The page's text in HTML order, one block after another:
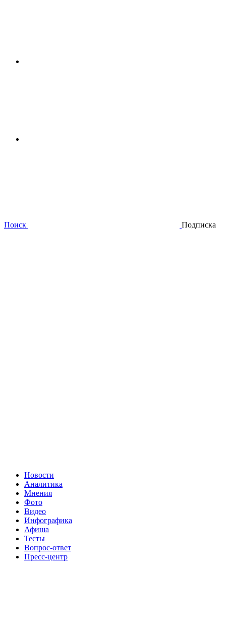
Поиск Подписка
Новости
Аналитика
Мнения
Фото
Видео
Инфографика
Афиша
Тесты
Вопрос-ответ
Пресс-центр